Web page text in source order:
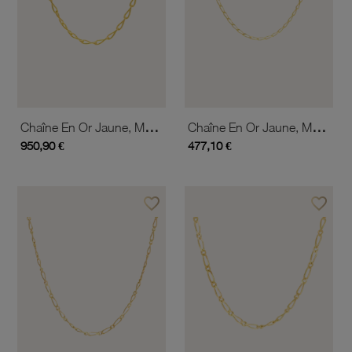
Chaîne En Or Jaune, Maille Cheval
950,90 €
Chaîne En Or Jaune, Maille Cheval 1.4 Mm
477,10 €
favorite_borderAjouter à vos favoris favorite_borderAjouter